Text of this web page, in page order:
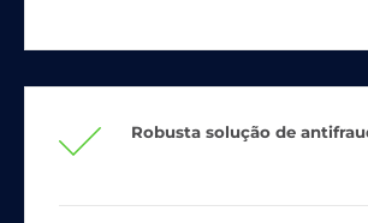
Robusta solução de